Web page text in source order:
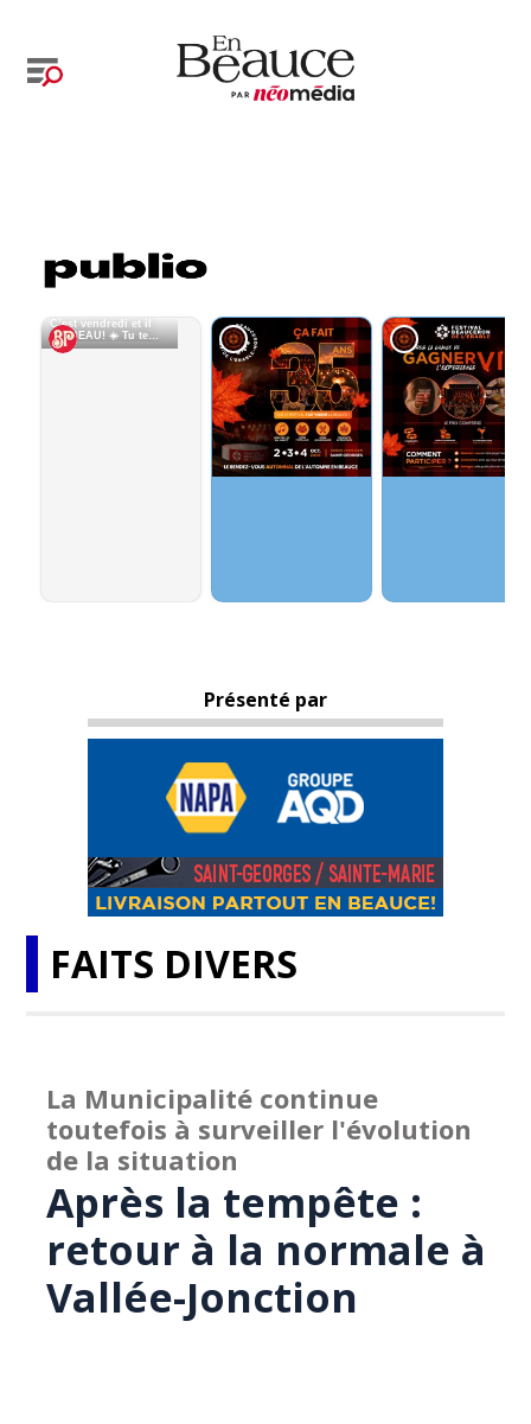
Présenté par
FAITS DIVERS
La Municipalité continue
toutefois à surveiller l'évolution
de la situation
Après la tempête :
retour à la normale à
Vallée-Jonction